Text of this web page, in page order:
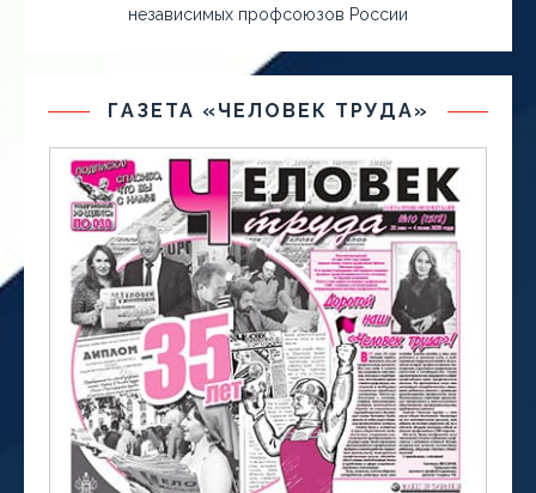
независимых профсоюзов России
ГАЗЕТА «ЧЕЛОВЕК ТРУДА»